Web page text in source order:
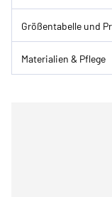
Größentabelle und
Materialien & Pflege